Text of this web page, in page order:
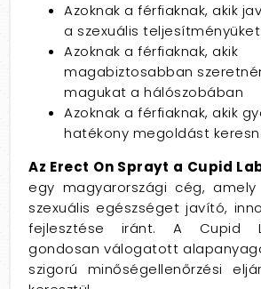
Azoknak a férfiaknak, akik
a szexuális teljesítményüket
Azoknak a férfiaknak, akik
magabiztosabban
magukat a hálószobában
Azoknak a férfiaknak, akik
hatékony megoldást
Az Erect On Sprayt a Cupid
egy magyarországi cég,
szexuális egészséget javító,
fejlesztése iránt. A Cupid
gondosan válogatott
szigorú minőségellenőrzési